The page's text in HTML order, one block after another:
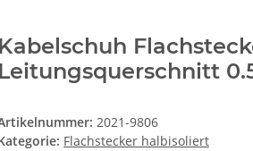
Kabelschuh
Leitungsquerschnitt
2021-9806
Flachstecker halbisoliert